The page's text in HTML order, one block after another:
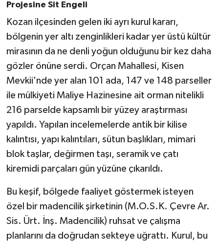
Projesine Sit Engeli
Kozan ilçesinden gelen iki ayrı kurul kararı,
bölgenin yer altı zenginlikleri kadar yer üstü kültür
mirasının da ne denli yoğun olduğunu bir kez daha
gözler önüne serdi. Orçan Mahallesi, Kisen
Mevkii'nde yer alan 101 ada, 147 ve 148 parseller
ile mülkiyeti Maliye Hazinesine ait orman nitelikli
216 parselde kapsamlı bir yüzey araştırması
yapıldı. Yapılan incelemelerde antik bir kilise
kalıntısı, yapı kalıntıları, sütun başlıkları, mimari
blok taşlar, değirmen taşı, seramik ve çatı
kiremidi parçaları gün yüzüne çıkarıldı.
Bu keşif, bölgede faaliyet göstermek isteyen
özel bir madencilik şirketinin (M.O.S.K. Çevre Ar.
Sis. Ürt. İnş. Madencilik) ruhsat ve çalışma
planlarını da doğrudan sekteye uğrattı. Kurul, bu